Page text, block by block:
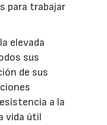
para trabajar
elevada
sus
de sus
a la
vida útil